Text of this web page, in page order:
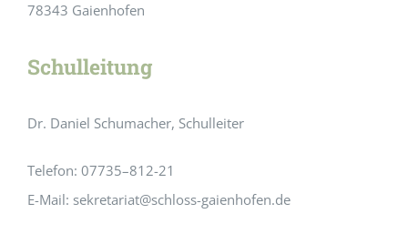
78343 Gaienhofen
Schulleitung
Dr. Daniel Schumacher, Schulleiter
Telefon: 07735–812-21
E-Mail: sekretariat@schloss-gaienhofen.de